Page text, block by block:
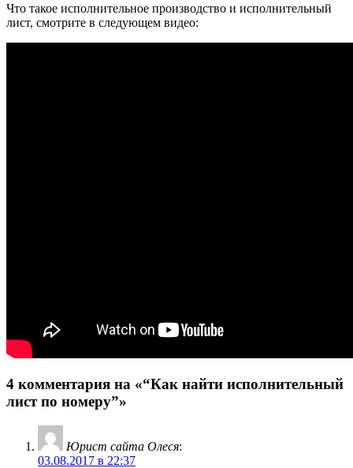
Что такое исполнительное производство и исполнительный
лист, смотрите в следующем видео:
4 комментария на «“Как найти исполнительный
лист по номеру”»
Юрист сайта Олеся:
03.08.2017 в 22:37